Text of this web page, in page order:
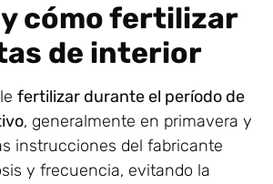
cómo fertilizar
de interior
fertilizar durante el período de
, generalmente en primavera y
instrucciones del fabricante
y frecuencia, evitando la